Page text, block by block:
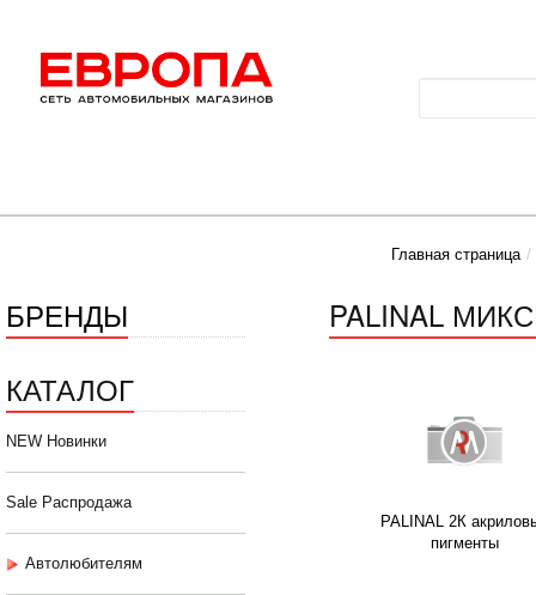
Главная страница
БРЕНДЫ
КАТАЛОГ
NEW Новинки
Sale Распродажа
Автолюбителям
PALINAL
PALINAL 2К
пигменты